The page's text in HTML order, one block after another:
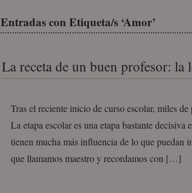
Entradas con Etiqueta/s ‘Amor’
La receta de un buen profesor: la
Tras el reciente inicio de curso escolar, miles
La etapa escolar es una etapa bastante
tienen mucha más influencia de lo que puedan
que llamamos maestro y recordamos con […]